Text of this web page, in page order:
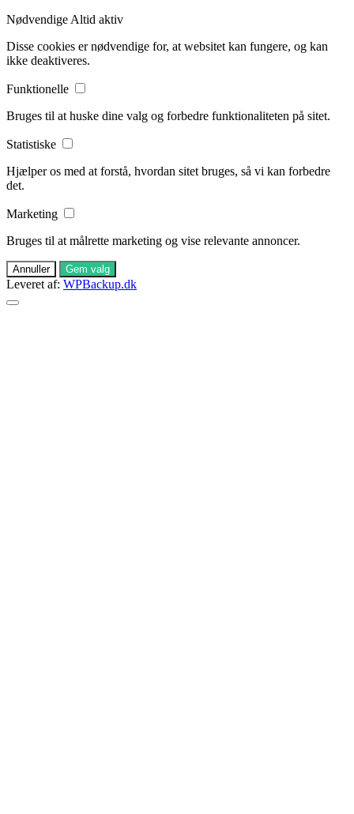
Nødvendige Altid aktiv
Disse cookies er nødvendige for, at websitet kan fungere, og kan
ikke deaktiveres.
Funktionelle
Bruges til at huske dine valg og forbedre funktionaliteten på sitet.
Statistiske
Hjælper os med at forstå, hvordan sitet bruges, så vi kan forbedre
det.
Marketing
Bruges til at målrette marketing og vise relevante annoncer.
Annuller Gem valg
Leveret af: WPBackup.dk